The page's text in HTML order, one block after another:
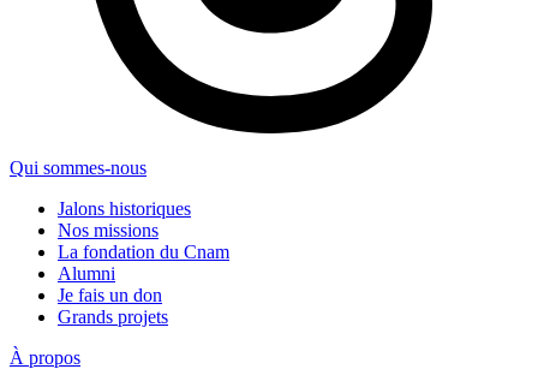
Qui sommes-nous
Jalons historiques
Nos missions
La fondation du Cnam
Alumni
Je fais un don
Grands projets
À propos